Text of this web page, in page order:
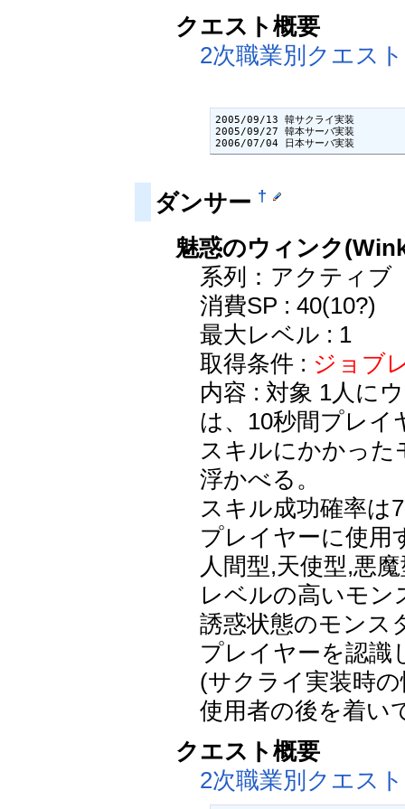
クエスト概要
2次職業別クエスト
2005/09/13 韓サクライ実装
2005/09/27 韓本サーバ実装
2006/07/04 日本サーバ実装
ダンサー †
魅惑のウィンク
系列：アクティブ
消費SP : 40(10?)
最大レベル : 1
取得条件 : ジョブ
内容 : 対象 1人に
は、10秒間プレイ
スキルにかかった
浮かべる。
スキル成功確率は
プレイヤーに使用
人間型,天使型,悪
レベルの高いモ
誘惑状態のモンス
プレイヤーを認識
(サクライ実装時
使用者の後を着い
クエスト概要
2次職業別クエスト